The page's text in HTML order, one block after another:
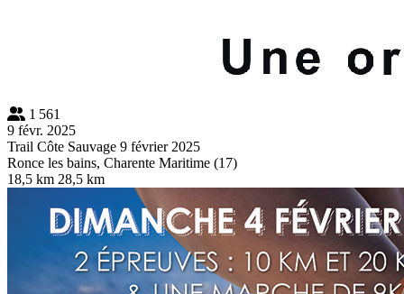
1 561
9 févr. 2025
Trail Côte Sauvage 9 février 2025
Ronce les bains, Charente Maritime (17)
18,5 km 28,5 km